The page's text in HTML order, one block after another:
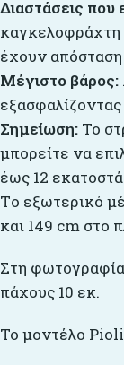
Διαστάσεις που
καγκελοφράχτη
έχουν
Μέγιστο βάρος:
Σημείωση: Το
μπορείτε να
έως 12
Tο εξωτερικό
και 149 cm στο
Στη
πάχους 10 εκ.
Το μοντέλο Pioli